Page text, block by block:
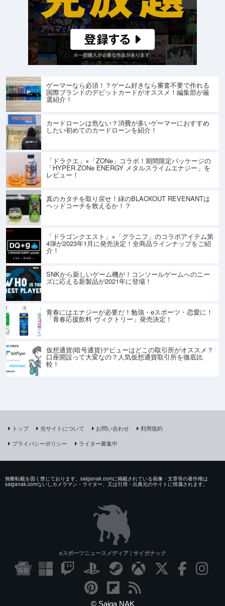
ゲーマーなら必須！？ゲーム好きなら審査不要で作れる
国際ブランドのデビットカードがオススメ！編集部が厳
選紹介！
カードローンは危ない？消費が多いゲーマーにおすすめ
したい初めてのカードローンを紹介！
「ドラクエ」×「ZONe」コラボ！期間限定パッケージの
「HYPER ZONe ENERGY メタルスライムエナジー」を
レビュー！
真のカタチを取り戻せ！緑のBLACKOUT REVENANTは
ヘッドコーチを救えるか！？
「ドラゴンクエスト」×「グラニフ」のコラボアイテム第
4弾が2023年1月に発売決定！全商品ラインナップをご紹
介！
SNKから新しいゲーム機が！コンソールゲームへのニー
ズに応える新製品が2021年に登場！
青春にはエナジーが必要だ！勉強・eスポーツ・恋愛に！
「青春応援飲料 ヴィクトリー」発売決定！
仮想通貨(暗号通貨)デビューはどこの取引所がオススメ？
口座開設って大変なの？人気仮想通貨取引所を徹底比
較！
トップ 当サイトについて お問い合わせ
利用規約
プライバシーポリシー
ライター募集中
無断転載を固く禁じております。saiganak.comに掲載されている画像・文章等の著作権は
saiganak.comないしカメラマン・ライター、又は引用・出典元のサイトに帰属されます。
eスポーツニュースメディア | サイガナック
© Saiga NAK